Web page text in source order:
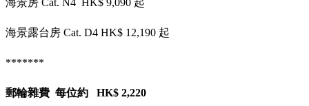
海景露台房 Cat. D4 HK$ 12,190 起
*******
郵輪雜費 每位約 HK$ 2,220